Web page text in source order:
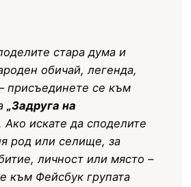
стара дума и
обичай, легенда,
присъединете се към
„Задруга на
Ако искате да споделите
род или селище, за
личност или място –
към Фейсбук групата